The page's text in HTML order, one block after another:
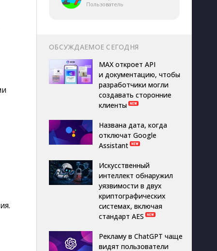
Пользователь
ОБСУЖДАЕМОЕ СЕГОДНЯ
MAX откроет API
и документацию, чтобы
разработчики могли
создавать сторонние
клиенты
Названа дата, когда
отключат Google
Assistant
Искусственный
интеллект обнаружил
уязвимости в двух
криптографических
системах, включая
стандарт AES
Рекламу в ChatGPT чаще
видят пользователи